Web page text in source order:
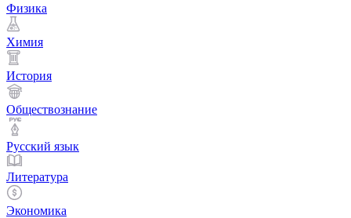
Физика
Химия
История
Обществознание
Русский язык
Литература
Экономика